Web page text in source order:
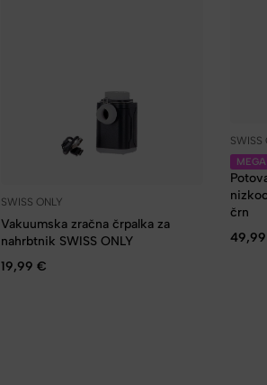
SWISS ONLY
Vakuumska zračna črpalka za
nahrbtnik SWISS ONLY
19,99€
SWISS
črn